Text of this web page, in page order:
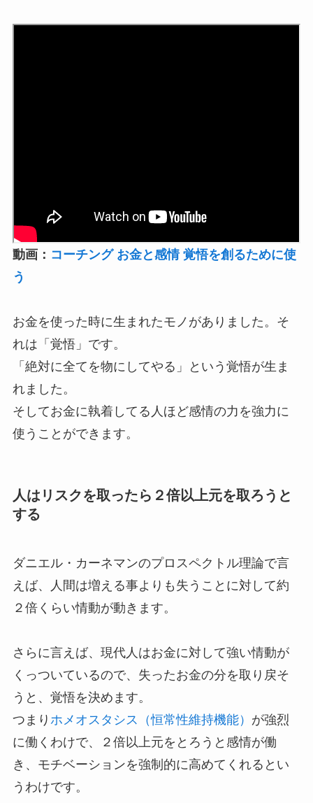
動画： コーチング お金と感情 覚悟を創るために使
う
お金を使った時に生まれたモノがありました。そ
れは「覚悟」です。
「絶対に全てを物にしてやる」という覚悟が生ま
れました。
そしてお金に執着してる人ほど感情の力を強力に
使うことができます。
人はリスクを取ったら２倍以上元を取ろうと
する
ダニエル・カーネマンのプロスペクトル理論で言
えば、人間は増える事よりも失うことに対して約
２倍くらい情動が動きます。
さらに言えば、現代人はお金に対して強い情動が
くっついているので、失ったお金の分を取り戻そ
うと、覚悟を決めます。
つまり ホメオスタシス（恒常性維持機能） が強烈
に働くわけで、２倍以上元をとろうと感情が働
き、モチベーションを強制的に高めてくれるとい
うわけです。